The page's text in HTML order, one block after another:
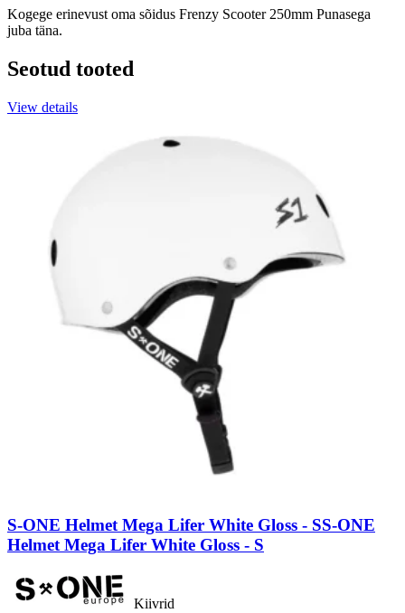
Kogege erinevust oma sõidus Frenzy Scooter 250mm Punasega
juba täna.
Seotud tooted
View details
S-ONE Helmet Mega Lifer White Gloss - SS-ONE
Helmet Mega Lifer White Gloss - S
Kiivrid